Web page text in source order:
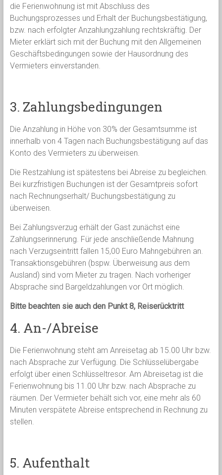
die Ferienwohnung ist mit Abschluss des
Buchungsprozesses und Erhalt der Buchungsbestätigung,
bzw. nach erfolgter Anzahlungzahlung rechtskräftig. Der
Mieter erklärt sich mit der Buchung mit den Allgemeinen
Geschäftsbedingungen sowie der Hausordnung des
Vermieters einverstanden.
3. Zahlungsbedingungen
Die Anzahlung in Höhe von 30% der Gesamtsumme ist
innerhalb von 4 Tagen nach Buchungsbestätigung auf das
Konto des Vermieters zu überweisen.
Die Restzahlung ist spätestens bei Abreise zu begleichen.
Bei kurzfristigen Buchungen ist der Gesamtpreis sofort
nach Rechnungserhalt/ Buchungsbestätigung zu
überweisen.
Bei Zahlungsverzug erhält der Gast zunächst eine
Zahlungserinnerung. Für jede anschließende Mahnung
nach Verzugseintritt fallen 15,00 Euro Mahngebühren an.
Transaktionsgebühren (bspw. Überweisung aus dem
Ausland) sind vom Mieter zu tragen. Nach vorheriger
Absprache sind Bargeldzahlungen vor Ort möglich.
Bitte beachten sie auch den Punkt 8, Reiserücktritt
4. An-/Abreise
Die Ferienwohnung steht am Anreisetag ab 15.00 Uhr bzw.
nach Absprache zur Verfügung. Die Schlüsselübergabe
erfolgt über einen Schlüsseltresor. Am Abreisetag ist die
Ferienwohnung bis 11.00 Uhr bzw. nach Absprache zu
räumen. Der Vermieter behält sich vor, eine mehr als 60
Minuten verspätete Abreise entsprechend in Rechnung zu
stellen.
5. Aufenthalt